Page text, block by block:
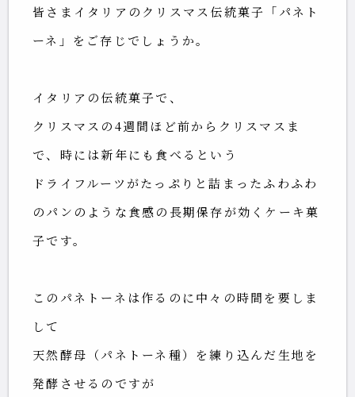
皆さまイタリアのクリスマス伝統菓子「パネト
ーネ」をご存じでしょうか。
イタリアの伝統菓子で、
クリスマスの4週間ほど前からクリスマスま
で、時には新年にも食べるという
ドライフルーツがたっぷりと詰まったふわふわ
のパンのような食感の長期保存が効くケーキ菓
子です。
このパネトーネは作るのに中々の時間を要しま
して
天然酵母（パネトーネ種）を練り込んだ生地を
発酵させるのですが